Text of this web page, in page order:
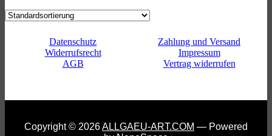
Datenschutz
Zahlung und Versand
Widerrufsrecht
Impressum
AGB
Vertrag widerrufen
Copyright © 2026ALLGAEU-ART.COM — Powered